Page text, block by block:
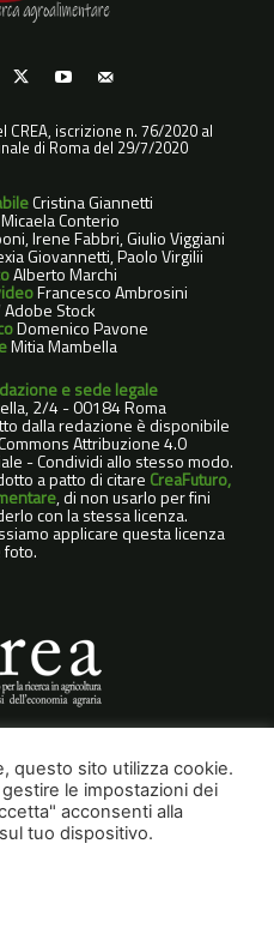
iscrizione n. 76/2020 al
di Roma del 29/7/2020
Cristina Giannetti
Micaela Conterio
Irene Fabbri, Giulio Viggiani
Giovannetti, Paolo Virgilii
Alberto Marchi
Francesco Ambrosini
Adobe Stock
Domenico Pavone
Mitia Mambella
e sede legale
2/4 - 00184 Roma
dalla redazione è disponibile
Attribuzione 4.0
- Condividi allo stesso modo.
a patto di citare CreaFuturo,
, di non usarlo per fini
con la stessa licenza.
applicare questa licenza
foto.
POLICY
LEGALI
POLICY
questo sito utilizza cookie.
gestire le impostazioni dei
acconsenti alla
tuo dispositivo.